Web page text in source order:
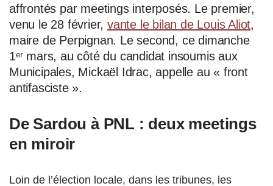
affrontés par meetings interposés. Le premier,
venu le 28 février,vante le bilan de Louis Aliot,
maire de Perpignan. Le second, ce dimanche
1ᵉʳ mars, au côté du candidat insoumis aux
Municipales, Mickaël Idrac, appelle au « front
antifasciste ».
De Sardou à PNL : deux meetings
en miroir
Loin de l’élection locale, dans les tribunes, les